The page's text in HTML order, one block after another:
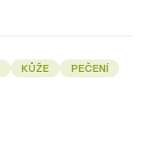
KŮŽE
PEČENÍ